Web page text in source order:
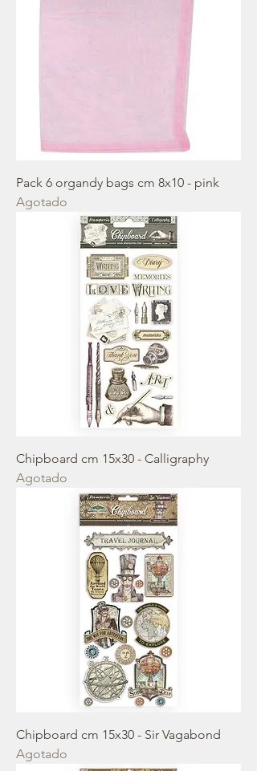
Pack 6 organdy bags cm 8x10 - pink
Agotado
Chipboard cm 15x30 - Calligraphy
Agotado
Chipboard cm 15x30 - Sir Vagabond
Agotado